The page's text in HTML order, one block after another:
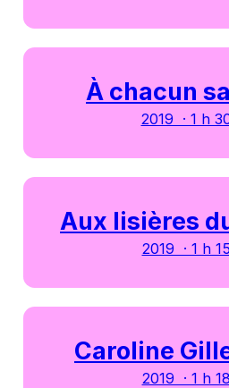
À chacun
2019 · 1 h
Aux lisières
2019 · 1 h
Caroline
2019 · 1 h